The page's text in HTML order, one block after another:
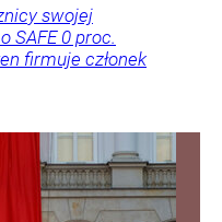
swojej
SAFE 0 proc.
firmuje członek